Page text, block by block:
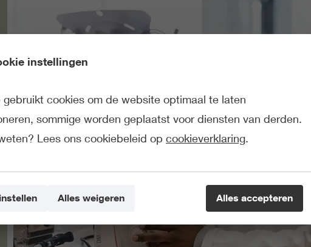
instellingen
gebruikt cookies om de website optimaal te laten
sommige worden geplaatst voor diensten van derden.
Lees ons cookiebeleid op cookieverklaring.
Alles accepteren
Alles weigeren